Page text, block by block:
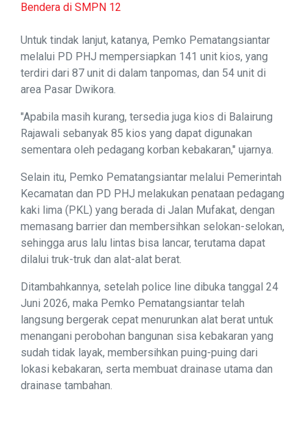
Bendera di SMPN 12
Untuk tindak lanjut, katanya, Pemko Pematangsiantar
melalui PD PHJ mempersiapkan 141 unit kios, yang
terdiri dari 87 unit di dalam tanpomas, dan 54 unit di
area Pasar Dwikora.
"Apabila masih kurang, tersedia juga kios di Balairung
Rajawali sebanyak 85 kios yang dapat digunakan
sementara oleh pedagang korban kebakaran," ujarnya.
Selain itu, Pemko Pematangsiantar melalui Pemerintah
Kecamatan dan PD PHJ melakukan penataan pedagang
kaki lima (PKL) yang berada di Jalan Mufakat, dengan
memasang barrier dan membersihkan selokan-selokan,
sehingga arus lalu lintas bisa lancar, terutama dapat
dilalui truk-truk dan alat-alat berat.
Ditambahkannya, setelah police line dibuka tanggal 24
Juni 2026, maka Pemko Pematangsiantar telah
langsung bergerak cepat menurunkan alat berat untuk
menangani perobohan bangunan sisa kebakaran yang
sudah tidak layak, membersihkan puing-puing dari
lokasi kebakaran, serta membuat drainase utama dan
drainase tambahan.